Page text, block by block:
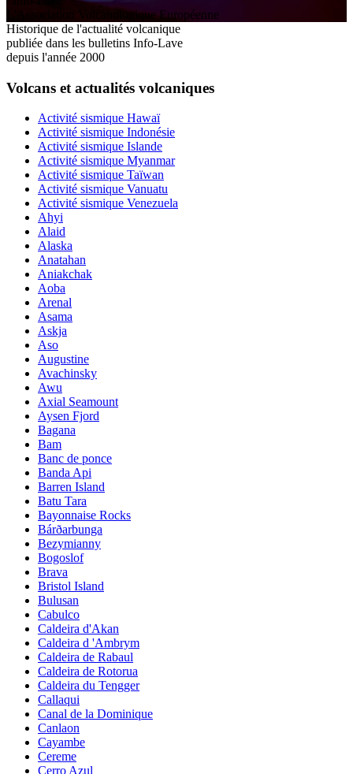
ssociation V olcanologiqueEuropéenne
Historique de l'actualité volcanique
publiée dans les bulletins Info-Lave
depuis l'année 2000
Volcans et actualités volcaniques
Activité sismique Hawaï
Activité sismique Indonésie
Activité sismique Islande
Activité sismique Myanmar
Activité sismique Taïwan
Activité sismique Vanuatu
Activité sismique Venezuela
Ahyi
Alaid
Alaska
Anatahan
Aniakchak
Aoba
Arenal
Asama
Askja
Aso
Augustine
Avachinsky
Awu
Axial Seamount
Aysen Fjord
Bagana
Bam
Banc de ponce
Banda Api
Barren Island
Batu Tara
Bayonnaise Rocks
Bárðarbunga
Bezymianny
Bogoslof
Brava
Bristol Island
Bulusan
Cabulco
Caldeira d'Akan
Caldeira d 'Ambrym
Caldeira de Rabaul
Caldeira de Rotorua
Caldeira du Tengger
Callaqui
Canal de la Dominique
Canlaon
Cayambe
Cereme
Cerro Azul